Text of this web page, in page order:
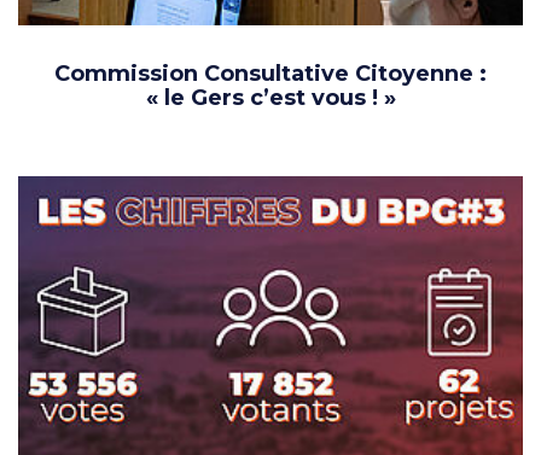
Commission Consultative Citoyenne :
« le Gers c’est vous ! »